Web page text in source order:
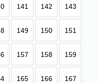
141 142 143
149 150 151
157 158 159
165 166 167